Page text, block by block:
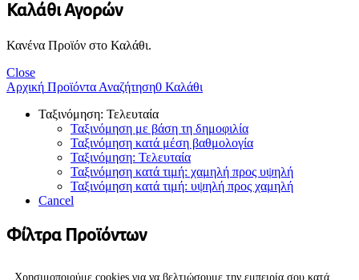
Καλάθι Αγορών
Κανένα Προϊόν στο Καλάθι.
Close
Αρχική Προϊόντα Αναζήτηση0 Καλάθι
Ταξινόμηση: Τελευταία
Ταξινόμηση με βάση τη δημοφιλία
Ταξινόμηση κατά μέση βαθμολογία
Ταξινόμηση: Τελευταία
Ταξινόμηση κατά τιμή: χαμηλή προς υψηλή
Ταξινόμηση κατά τιμή: υψηλή προς χαμηλή
Cancel
Φίλτρα Προϊόντων
Χρησιμοποιούμε cookies για να βελτιώσουμε την εμπειρία σου κατά